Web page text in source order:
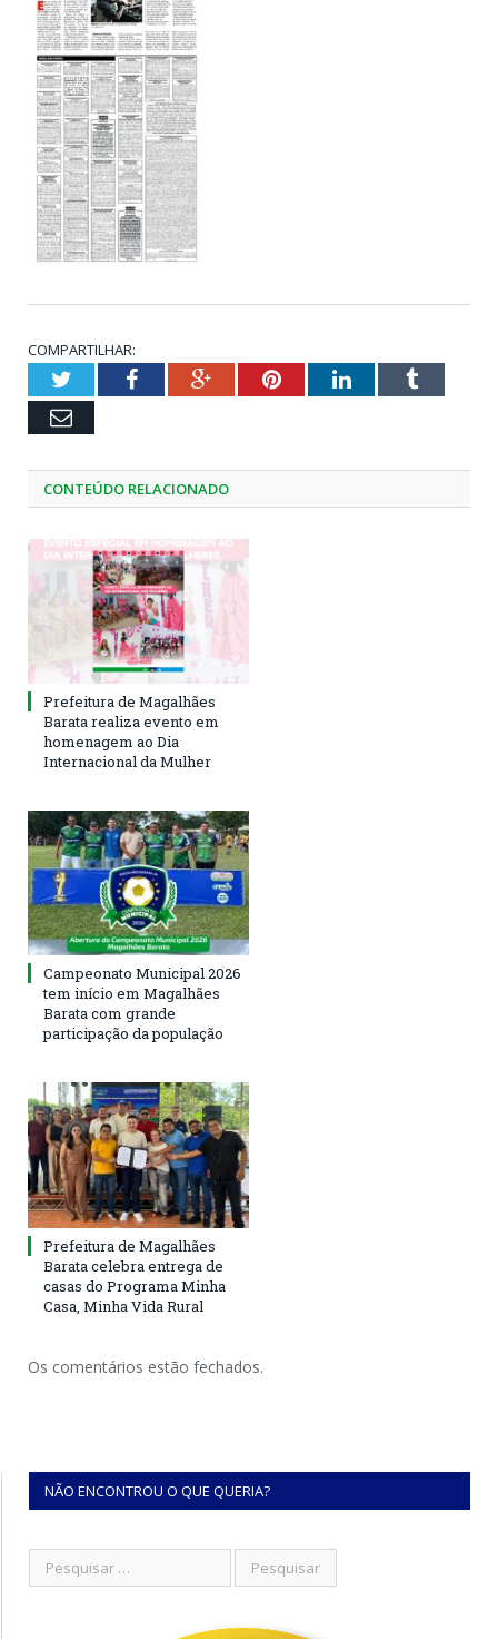
COMPARTILHAR:
TwitterFacebookGoogle+PinterestLinkedInTumblr
Email
CONTEÚDO RELACIONADO
Prefeitura de Magalhães
Barata realiza evento em
homenagem ao Dia
Internacional da Mulher
Campeonato Municipal 2026
tem início em Magalhães
Barata com grande
participação da população
Prefeitura de Magalhães
Barata celebra entrega de
casas do Programa Minha
Casa, Minha Vida Rural
Os comentários estão fechados.
NÃO ENCONTROU O QUE QUERIA?